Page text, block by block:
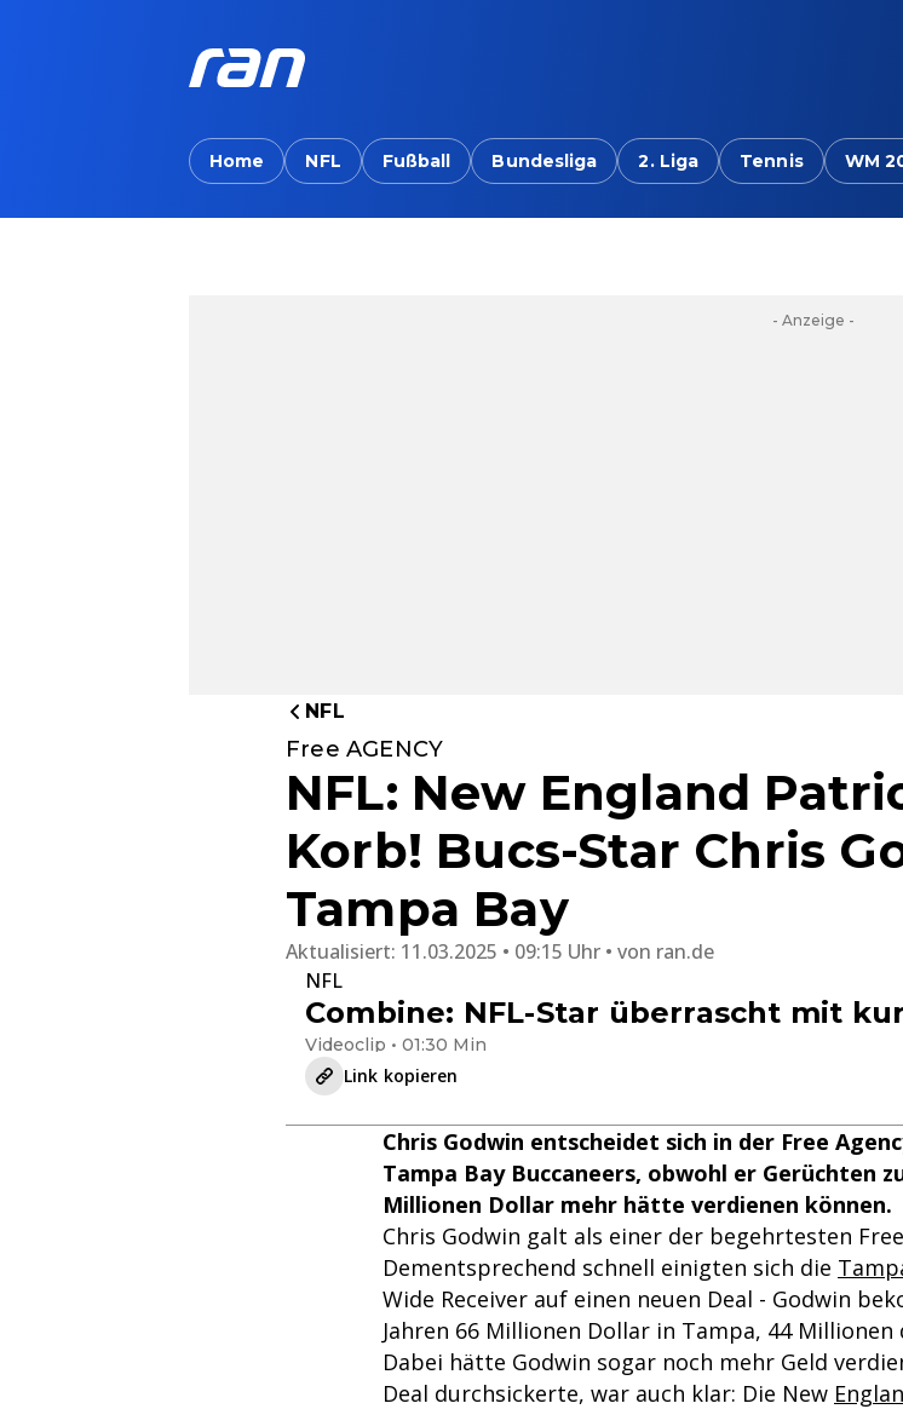
Home NFL Fußball Bundesliga 2. Liga Tennis WM
- Anzeige -
NFL
Free AGENCY
NFL: New England
Korb! Bucs-Star Chris
Tampa Bay
Aktualisiert: 11.03.2025 • 09:15 Uhr von ran.de
NFL
Combine: NFL-Star überrascht mit
Videoclip • 01:30 Min
Link kopieren
Chris Godwin entscheidet sich in der Free
Tampa Bay Buccaneers, obwohl er Gerüchten
Millionen Dollar mehr hätte verdienen können.
Chris Godwin galt als einer der begehrtesten
Dementsprechend schnell einigten sich die
Wide Receiver auf einen neuen Deal - Godwin
Jahren 66 Millionen Dollar in Tampa, 44
Dabei hätte Godwin sogar noch mehr Geld
Deal durchsickerte, war auch klar: Die New